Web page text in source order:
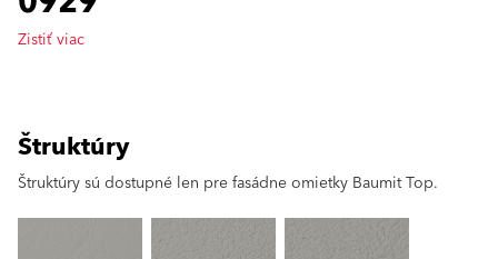
Zistiť viac
Štruktúry
Štruktúry sú dostupné len pre fasádne omietky Baumit Top.